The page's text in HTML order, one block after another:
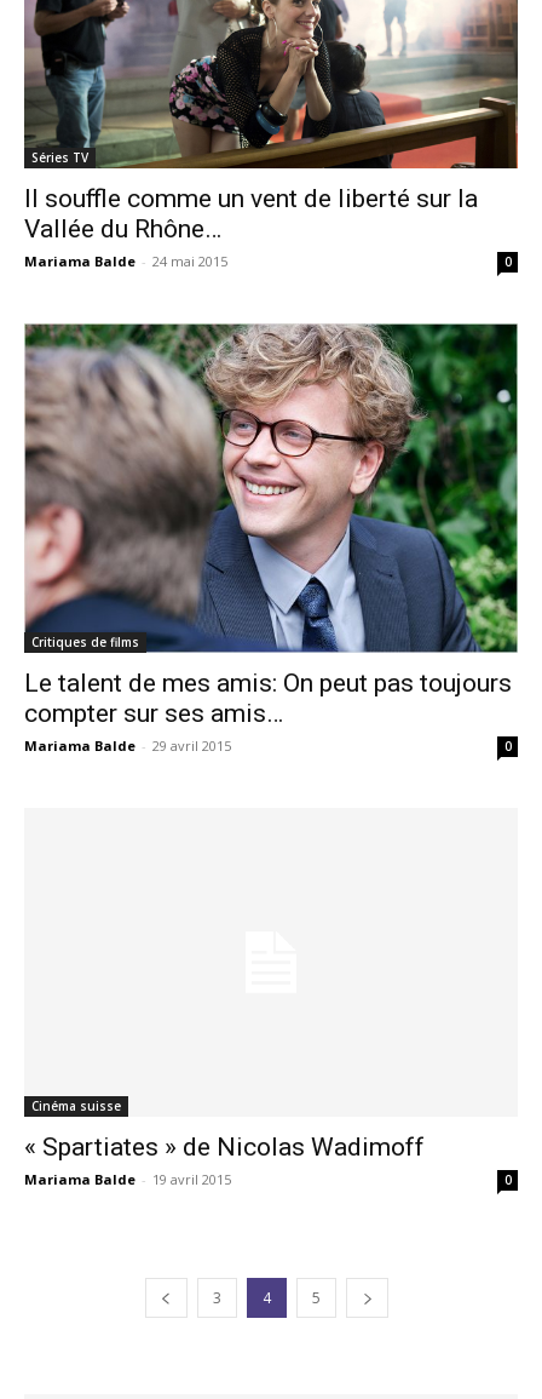
Séries TV
Il souffle comme un vent de liberté sur la
Vallée du Rhône…
Mariama Balde - 24 mai 2015 0
Critiques de films
Le talent de mes amis: On peut pas toujours
compter sur ses amis…
Mariama Balde - 29 avril 2015 0
Cinéma suisse
« Spartiates » de Nicolas Wadimoff
Mariama Balde - 19 avril 2015 0
3 4 5